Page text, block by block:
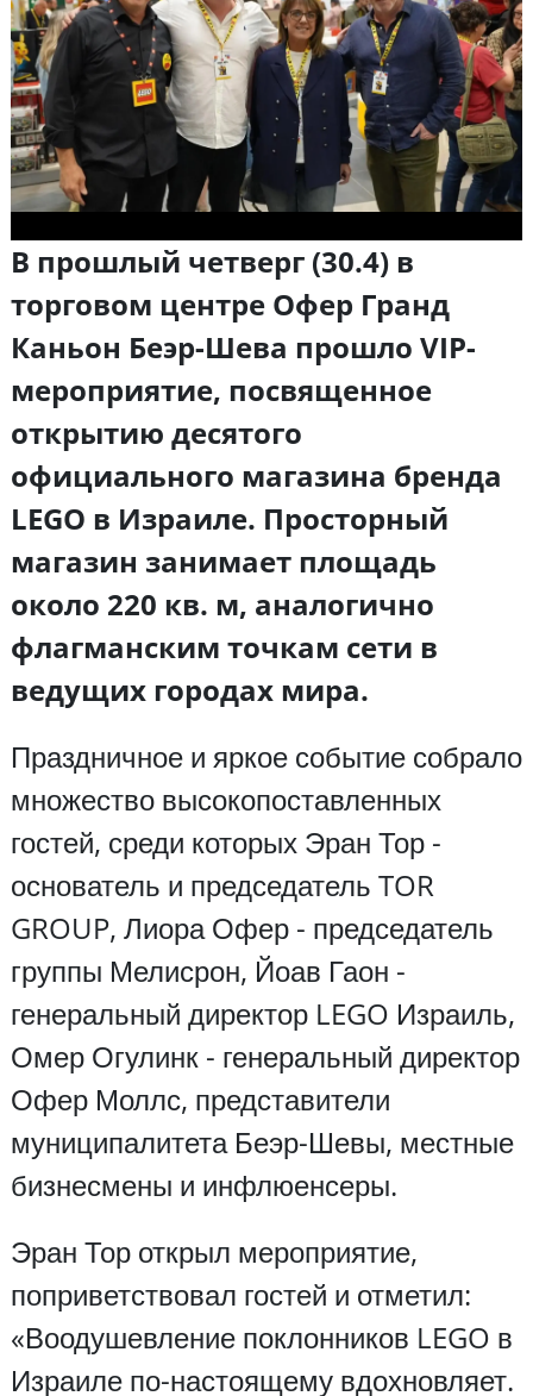
В прошлый четверг (30.4) в
торговом центре Офер Гранд
Каньон Беэр-Шева прошло VIP-
мероприятие, посвященное
открытию десятого
официального магазина бренда
LEGO в Израиле. Просторный
магазин занимает площадь
около 220 кв. м, аналогично
флагманским точкам сети в
ведущих городах мира.
Праздничное и яркое событие собрало
множество высокопоставленных
гостей, среди которых Эран Тор -
основатель и председатель TOR
GROUP, Лиора Офер - председатель
группы Мелисрон, Йоав Гаон -
генеральный директор LEGO Израиль,
Омер Огулинк - генеральный директор
Офер Моллс, представители
муниципалитета Беэр-Шевы, местные
бизнесмены и инфлюенсеры.
Эран Тор открыл мероприятие,
поприветствовал гостей и отметил:
«Воодушевление поклонников LEGO в
Израиле по-настоящему вдохновляет.